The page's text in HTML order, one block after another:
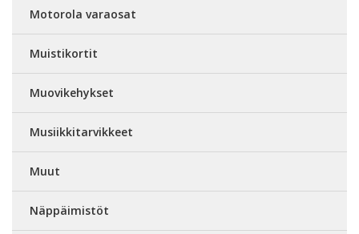
Motorola varaosat
Muistikortit
Muovikehykset
Musiikkitarvikkeet
Muut
Näppäimistöt